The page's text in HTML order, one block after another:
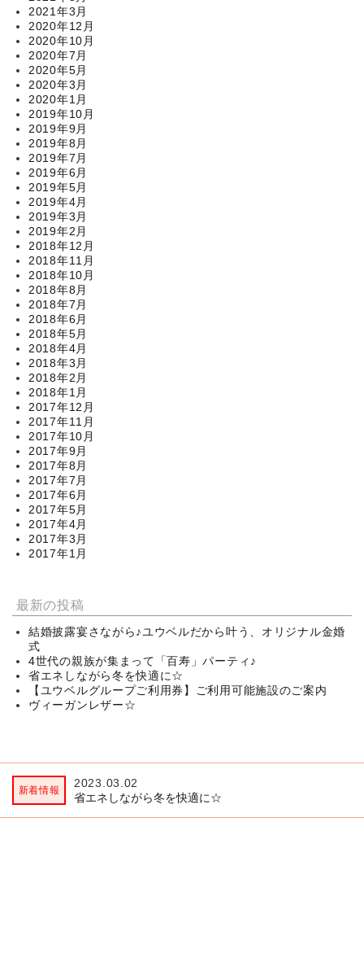
2021年3月
2020年12月
2020年10月
2020年7月
2020年5月
2020年3月
2020年1月
2019年10月
2019年9月
2019年8月
2019年7月
2019年6月
2019年5月
2019年4月
2019年3月
2019年2月
2018年12月
2018年11月
2018年10月
2018年8月
2018年7月
2018年6月
2018年5月
2018年4月
2018年3月
2018年2月
2018年1月
2017年12月
2017年11月
2017年10月
2017年9月
2017年8月
2017年7月
2017年6月
2017年5月
2017年4月
2017年3月
2017年1月
最新の投稿
結婚披露宴さながら♪ユウベルだから叶う、オリジナル金婚
式
4世代の親族が集まって「百寿」パーティ♪
省エネしながら冬を快適に☆
【ユウベルグループご利用券】ご利用可能施設のご案内
ヴィーガンレザー☆
2023.03.02
省エネしながら冬を快適に☆